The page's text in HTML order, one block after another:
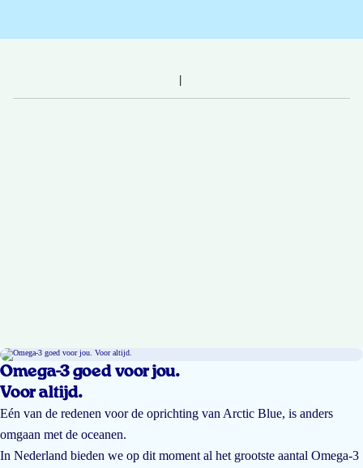
Omega-3 goed voor jou.
Voor altijd.
Eén van de redenen voor de oprichting van Arctic Blue, is anders
omgaan met de oceanen.
In Nederland bieden we op dit moment al het grootste aantal Omega-3